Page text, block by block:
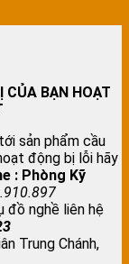
CỦA BẠN HOẠT
sản phẩm cầu
động bị lỗi hãy
: Phòng Kỹ
đồ nghề liên hệ
Trung Chánh,